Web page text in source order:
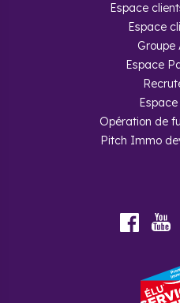
Espace
Espace
Groupe
Espace
Opération de
Pitch Immo